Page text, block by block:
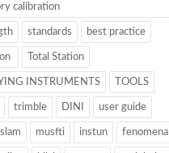
calibration
standards best practice
Total Station
INSTRUMENTS TOOLS
trimble DINI user guide
musfti instun fenomena